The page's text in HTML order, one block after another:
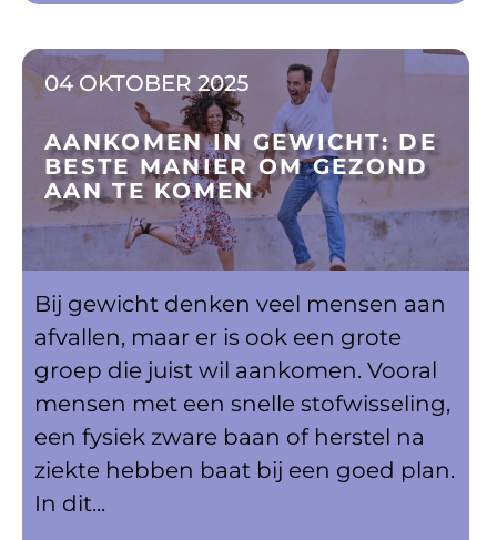
04 OKTOBER 2025
AANKOMEN IN GEWICHT: DE
BESTE MANIER OM GEZOND
AAN TE KOMEN
Bij gewicht denken veel mensen aan
afvallen, maar er is ook een grote
groep die juist wil aankomen. Vooral
mensen met een snelle stofwisseling,
een fysiek zware baan of herstel na
ziekte hebben baat bij een goed plan.
In dit...